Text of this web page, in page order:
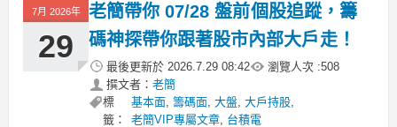
態勢依然是對資金不利，不建議強反彈
增加持
7月 2026年
29
老簡帶你 07/28 盤前個股追蹤，籌
碼神探帶你跟著股市內部大戶走！
最後更新於 2026.7.29 08:42 瀏覽人次 :508
撰文者： 老簡
標
籤：
基本面,籌碼面,大盤,大戶持股,
老簡VIP專屬文章, 台積電